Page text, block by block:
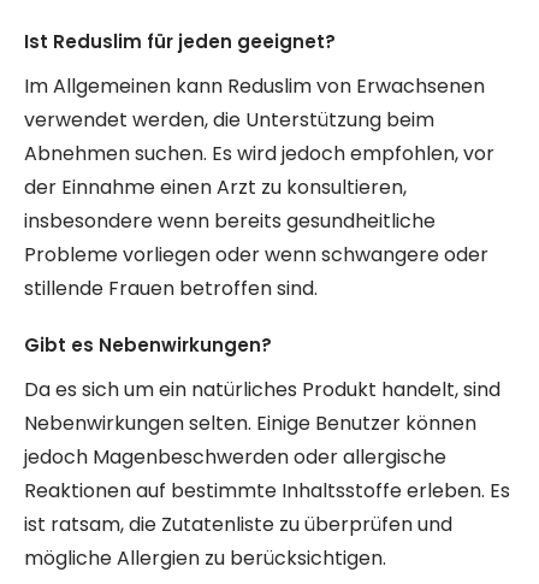
Ist Reduslim für jeden geeignet?
Im Allgemeinen kann Reduslim von Erwachsenen
verwendet werden, die Unterstützung beim
Abnehmen suchen. Es wird jedoch empfohlen, vor
der Einnahme einen Arzt zu konsultieren,
insbesondere wenn bereits gesundheitliche
Probleme vorliegen oder wenn schwangere oder
stillende Frauen betroffen sind.
Gibt es Nebenwirkungen?
Da es sich um ein natürliches Produkt handelt, sind
Nebenwirkungen selten. Einige Benutzer können
jedoch Magenbeschwerden oder allergische
Reaktionen auf bestimmte Inhaltsstoffe erleben. Es
ist ratsam, die Zutatenliste zu überprüfen und
mögliche Allergien zu berücksichtigen.